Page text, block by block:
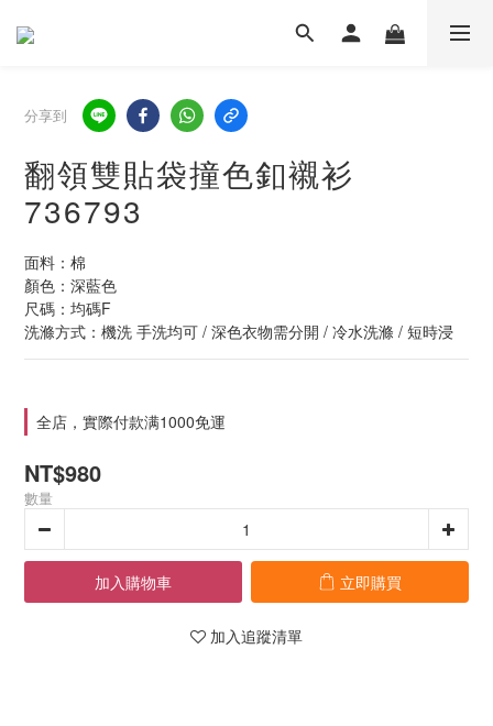
分享到
翻領雙貼袋撞色釦襯衫
736793
面料：棉
顏色：深藍色
尺碼：均碼F
洗滌方式：機洗 手洗均可 / 深色衣物需分開 / 冷水洗滌 / 短時浸
全店，實際付款满1000免運
NT$980
數量
加入購物車 立即購買
加入追蹤清單